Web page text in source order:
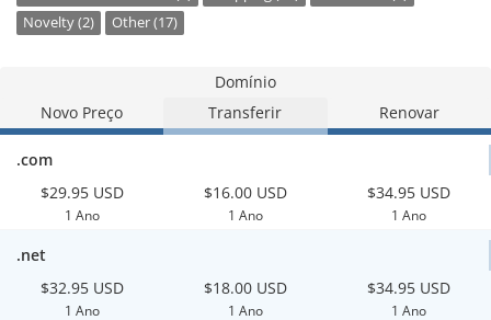
Novelty (2)
Other (17)
Domínio
Novo Preço
Transferir Renovar
.com
$29.95 USD
1 Ano
$16.00 USD
1 Ano
$34.95 USD
1 Ano
.net
$32.95 USD
1 Ano
$18.00 USD
1 Ano
$34.95 USD
1 Ano